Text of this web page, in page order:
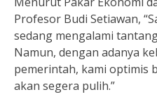
Profesor Budi Setiawan,
sedang mengalami
Namun, dengan adanya
pemerintah, kami optimis
akan segera pulih.”